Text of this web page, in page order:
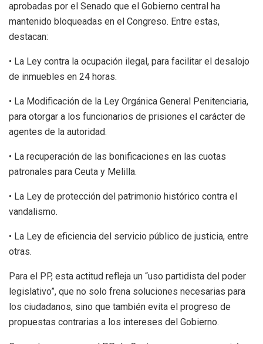
aprobadas por el Senado que el Gobierno central ha
mantenido bloqueadas en el Congreso. Entre estas,
destacan:
• La Ley contra la ocupación ilegal, para facilitar el desalojo
de inmuebles en 24 horas.
• La Modificación de la Ley Orgánica General Penitenciaria,
para otorgar a los funcionarios de prisiones el carácter de
agentes de la autoridad.
• La recuperación de las bonificaciones en las cuotas
patronales para Ceuta y Melilla.
• La Ley de protección del patrimonio histórico contra el
vandalismo.
• La Ley de eficiencia del servicio público de justicia, entre
otras.
Para el PP, esta actitud refleja un “uso partidista del poder
legislativo”, que no solo frena soluciones necesarias para
los ciudadanos, sino que también evita el progreso de
propuestas contrarias a los intereses del Gobierno.